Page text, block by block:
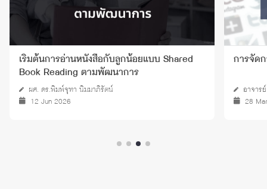
เริ่มต้นการอ่านหนังสือกับลูกน้อยแบบ Shared
Book Reading ตามพัฒนาการ
ผศ. ดร.พิมพ์จุฑา นิมมาภิรัตน์
12 Jun 2026
การจัด
อาจาร
28